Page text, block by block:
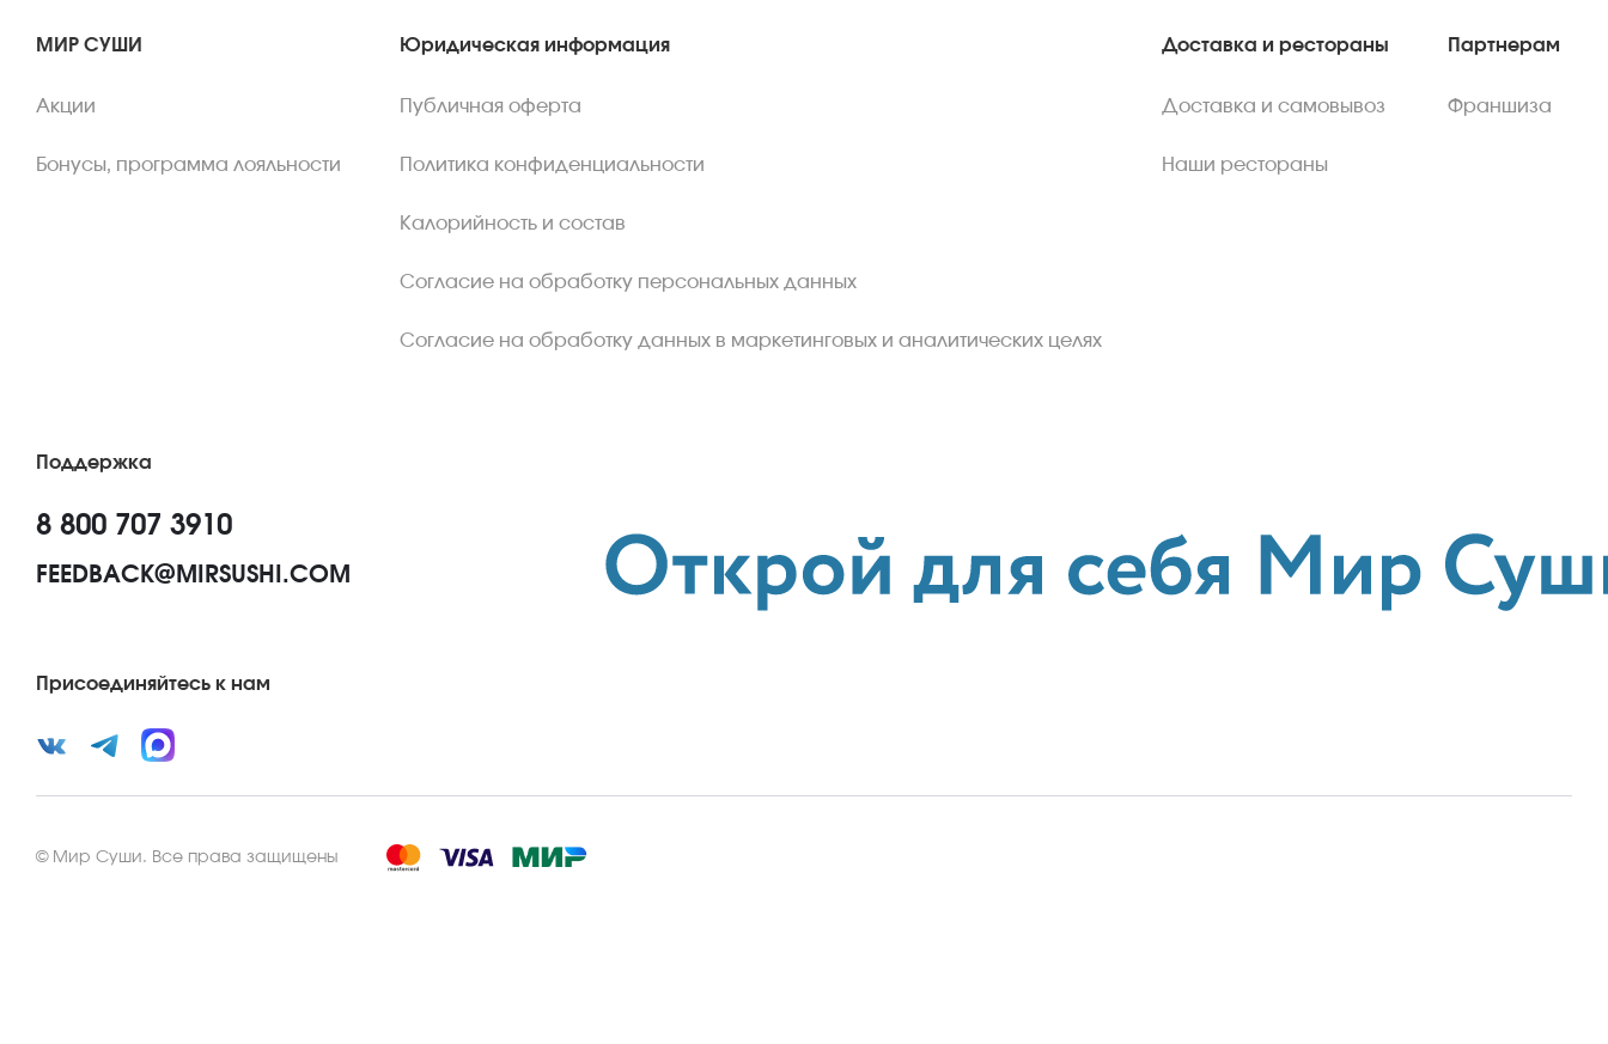
МИР СУШИ
Акции
Бонусы, программа лояльности
Юридическая информация
Публичная оферта
Политика конфиденциальности
Калорийность и состав
Согласие на обработку персональных данных
Согласие на обработку данных в маркетинговых и аналитических целях
Доставка и рестораны
Доставка и самовывоз
Наши рестораны
Партнерам
Франшиза
Поддержка
8 800 707 3910
FEEDBACK@MIRSUSHI.COM
Присоединяйтесь к нам
© Мир Суши. Все права защищены